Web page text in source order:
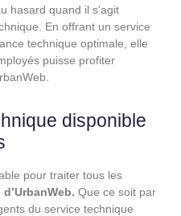
hasard quand il s’agit
En offrant un service
technique optimale, elle
puisse profiter
disponible
pour traiter tous les
d’UrbanWeb. Que ce soit par
du service technique